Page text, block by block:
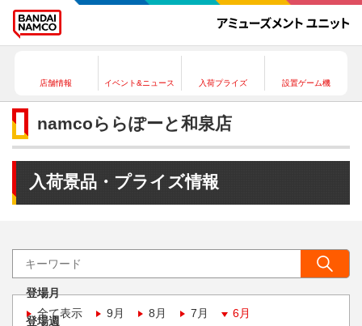
店舗情報 イベント&ニュース 入荷プライズ 設置ゲーム機
namcoららぽーと和泉店
入荷景品・プライズ情報
登場月
全て表示
9月 8月 7月 6月
登場週